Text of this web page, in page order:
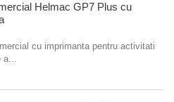
Helmac GP7 Plus cu
cu imprimanta pentru activitati
a...